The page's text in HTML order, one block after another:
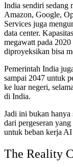
India sendiri sedang
Amazon, Google,
Services juga
data center.
megawatt pada
diproyeksikan bisa
Pemerintah India
sampai 2047 untuk
ke luar negeri,
di India.
Jadi ini bukan hanya
dari pergeseran
untuk beban kerja
The Reality